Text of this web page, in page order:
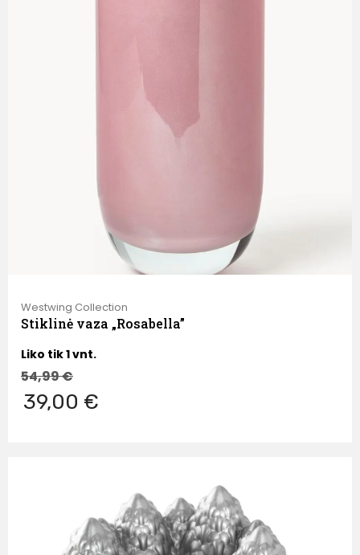
Westwing Collection
Stiklinė vaza „Rosabella”
Liko tik 1 vnt.
54,99€
39,00 €